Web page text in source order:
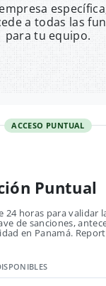
a todas las
para tu equipo.
ACCESO PUNTUAL
Puntual
24 horas para validar
de sanciones,
en Panamá.